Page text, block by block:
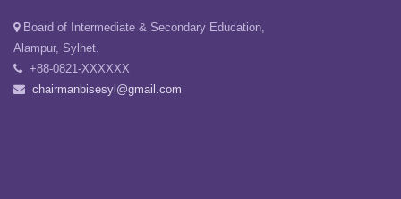
Board of Intermediate & Secondary Education,
Alampur, Sylhet.
+88-0821-XXXXXX
chairmanbisesyl@gmail.com